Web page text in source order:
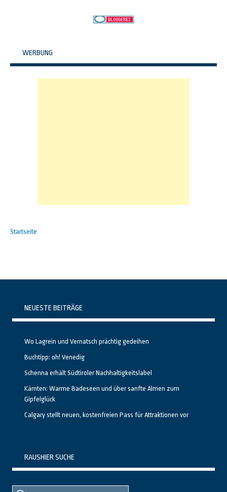
WERBUNG
Startseite
NEUESTE BEITRÄGE
Wo Lagrein und Vernatsch prächtig gedeihen
Buchtipp: oh! Venedig
Schenna erhält Südtiroler Nachhaltigkeitslabel
Kärnten: Warme Badeseen und über sanfte Almen zum
Gipfelglück
Calgary stellt neuen, kostenfreien Pass für Attraktionen vor
RAUSHIER SUCHE
Suche
Suche